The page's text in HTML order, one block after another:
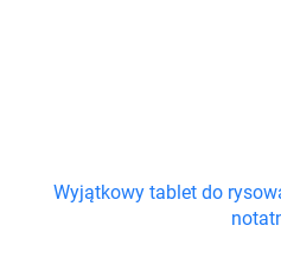
Wyjątkowy tablet do